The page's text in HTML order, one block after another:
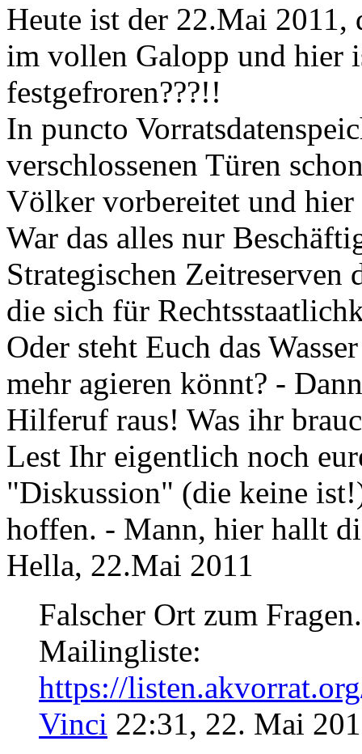
Heute ist der 22.Mai 2011,
im vollen Galopp und hier
festgefroren???!!
In puncto
verschlossenen Türen
Völker vorbereitet und
War das alles nur
Strategischen Zeitreserven
die sich für
Oder steht Euch das
mehr agieren könnt? -
Hilferuf raus! Was ihr
Lest Ihr eigentlich noch
"Diskussion" (die keine
hoffen. - Mann, hier hallt
Hella, 22.Mai 2011
Falscher Ort zum
Mailingliste:
https://
Vinci 22:31, 22. Mai